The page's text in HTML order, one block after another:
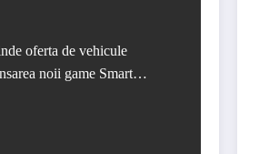
oferta de vehicule
noii game Smart…